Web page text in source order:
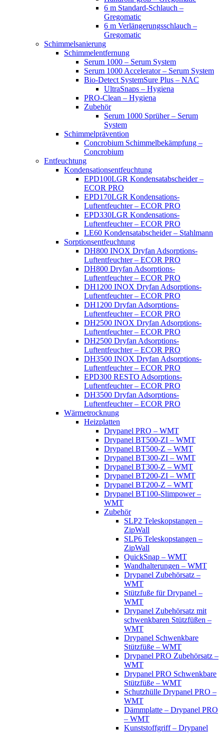
6 m Standard-Schlauch –
Gregomatic
6 m Verlängerungsschlauch –
Gregomatic
Schimmelsanierung
Schimmelentfernung
Serum 1000 – Serum System
Serum 1000 Accelerator – Serum System
Bio-Detect SystemSure Plus – NAC
UltraSnaps – Hygiena
PRO-Clean – Hygiena
Zubehör
Serum 1000 Sprüher – Serum
System
Schimmelprävention
Concrobium Schimmelbekämpfung –
Concrobium
Entfeuchtung
Kondensationsentfeuchtung
EPD100LGR Kondensatabscheider –
ECOR PRO
EPD170LGR Kondensations-
Luftentfeuchter – ECOR PRO
EPD330LGR Kondensations-
Luftentfeuchter – ECOR PRO
LE60 Kondensatabscheider – Stahlmann
Sorptionsentfeuchtung
DH800 INOX Dryfan Adsorptions-
Luftentfeuchter – ECOR PRO
DH800 Dryfan Adsorptions-
Luftentfeuchter – ECOR PRO
DH1200 INOX Dryfan Adsorptions-
Luftentfeuchter – ECOR PRO
DH1200 Dryfan Adsorptions-
Luftentfeuchter – ECOR PRO
DH2500 INOX Dryfan Adsorptions-
Luftentfeuchter – ECOR PRO
DH2500 Dryfan Adsorptions-
Luftentfeuchter – ECOR PRO
DH3500 INOX Dryfan Adsorptions-
Luftentfeuchter – ECOR PRO
EPD300 RESTO Adsorptions-
Luftentfeuchter – ECOR PRO
DH3500 Dryfan Adsorptions-
Luftentfeuchter – ECOR PRO
Wärmetrocknung
Heizplatten
Drypanel PRO – WMT
Drypanel BT500-ZI – WMT
Drypanel BT500-Z – WMT
Drypanel BT300-ZI – WMT
Drypanel BT300-Z – WMT
Drypanel BT200-ZI – WMT
Drypanel BT200-Z – WMT
Drypanel BT100-Slimpower –
WMT
Zubehör
SLP2 Teleskopstangen –
ZipWall
SLP6 Teleskopstangen –
ZipWall
QuickSnap – WMT
Wandhalterungen – WMT
Drypanel Zubehörsatz –
WMT
Stützfuße für Drypanel –
WMT
Drypanel Zubehörsatz mit
schwenkbaren Stützfüßen –
WMT
Drypanel Schwenkbare
Stützfüße – WMT
Drypanel PRO Zubehörsatz –
WMT
Drypanel PRO Schwenkbare
Stützfüße – WMT
Schutzhülle Drypanel PRO –
WMT
Dämmplatte – Drypanel PRO
– WMT
Kunststoffgriff – Drypanel